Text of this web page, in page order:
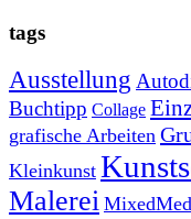
tags
Ausstellung
Buchtipp Collage
grafische Arbeiten
Kleinkunst
Malerei